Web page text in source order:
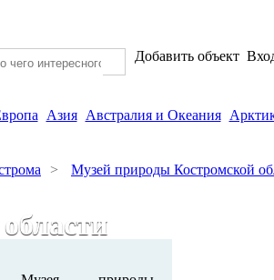
Добавить объект
Азия Австралия и Океания
> Музей природы Костромской